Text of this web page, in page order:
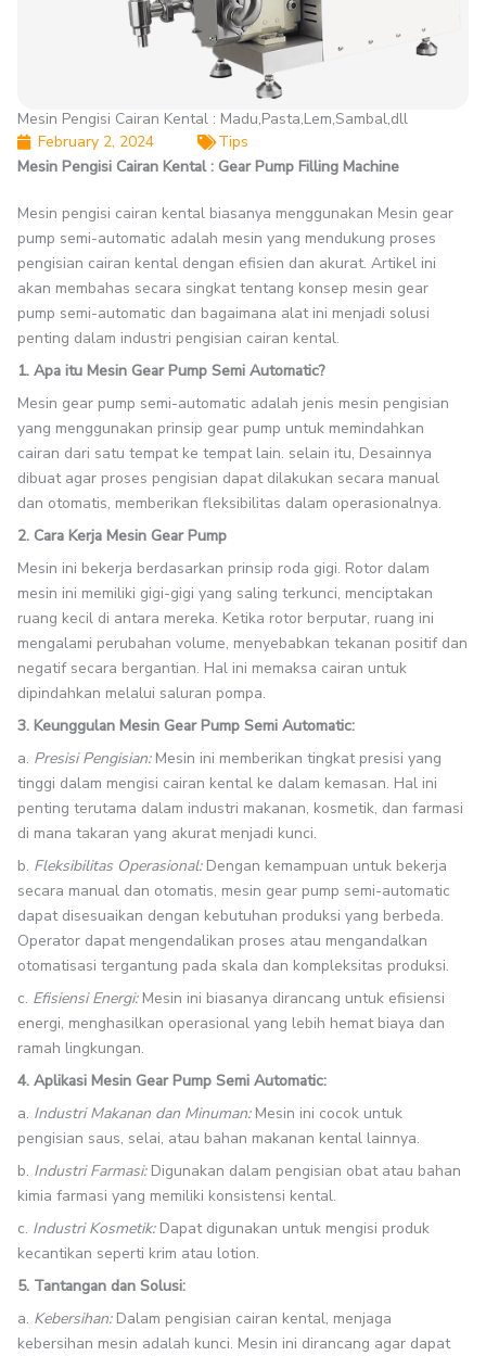
Mesin Pengisi Cairan Kental : Madu,Pasta,Lem,Sambal,dll
February 2, 2024
Tips
Mesin Pengisi Cairan Kental : Gear Pump Filling Machine
Mesin pengisi cairan kental biasanya menggunakan Mesin gear
pump semi-automatic adalah mesin yang mendukung proses
pengisian cairan kental dengan efisien dan akurat. Artikel ini
akan membahas secara singkat tentang konsep mesin gear
pump semi-automatic dan bagaimana alat ini menjadi solusi
penting dalam industri pengisian cairan kental.
1. Apa itu Mesin Gear Pump Semi Automatic?
Mesin gear pump semi-automatic adalah jenis mesin pengisian
yang menggunakan prinsip gear pump untuk memindahkan
cairan dari satu tempat ke tempat lain. selain itu, Desainnya
dibuat agar proses pengisian dapat dilakukan secara manual
dan otomatis, memberikan fleksibilitas dalam operasionalnya.
2. Cara Kerja Mesin Gear Pump
Mesin ini bekerja berdasarkan prinsip roda gigi. Rotor dalam
mesin ini memiliki gigi-gigi yang saling terkunci, menciptakan
ruang kecil di antara mereka. Ketika rotor berputar, ruang ini
mengalami perubahan volume, menyebabkan tekanan positif dan
negatif secara bergantian. Hal ini memaksa cairan untuk
dipindahkan melalui saluran pompa.
3. Keunggulan Mesin Gear Pump Semi Automatic:
a. Presisi Pengisian:Mesin ini memberikan tingkat presisi yang
tinggi dalam mengisi cairan kental ke dalam kemasan. Hal ini
penting terutama dalam industri makanan, kosmetik, dan farmasi
di mana takaran yang akurat menjadi kunci.
b. Fleksibilitas Operasional:Dengan kemampuan untuk bekerja
secara manual dan otomatis, mesin gear pump semi-automatic
dapat disesuaikan dengan kebutuhan produksi yang berbeda.
Operator dapat mengendalikan proses atau mengandalkan
otomatisasi tergantung pada skala dan kompleksitas produksi.
c. Efisiensi Energi:Mesin ini biasanya dirancang untuk efisiensi
energi, menghasilkan operasional yang lebih hemat biaya dan
ramah lingkungan.
4. Aplikasi Mesin Gear Pump Semi Automatic:
a. Industri Makanan dan Minuman:Mesin ini cocok untuk
pengisian saus, selai, atau bahan makanan kental lainnya.
b. Industri Farmasi:Digunakan dalam pengisian obat atau bahan
kimia farmasi yang memiliki konsistensi kental.
c. Industri Kosmetik:Dapat digunakan untuk mengisi produk
kecantikan seperti krim atau lotion.
5. Tantangan dan Solusi:
a. Kebersihan:Dalam pengisian cairan kental, menjaga
kebersihan mesin adalah kunci. Mesin ini dirancang agar dapat